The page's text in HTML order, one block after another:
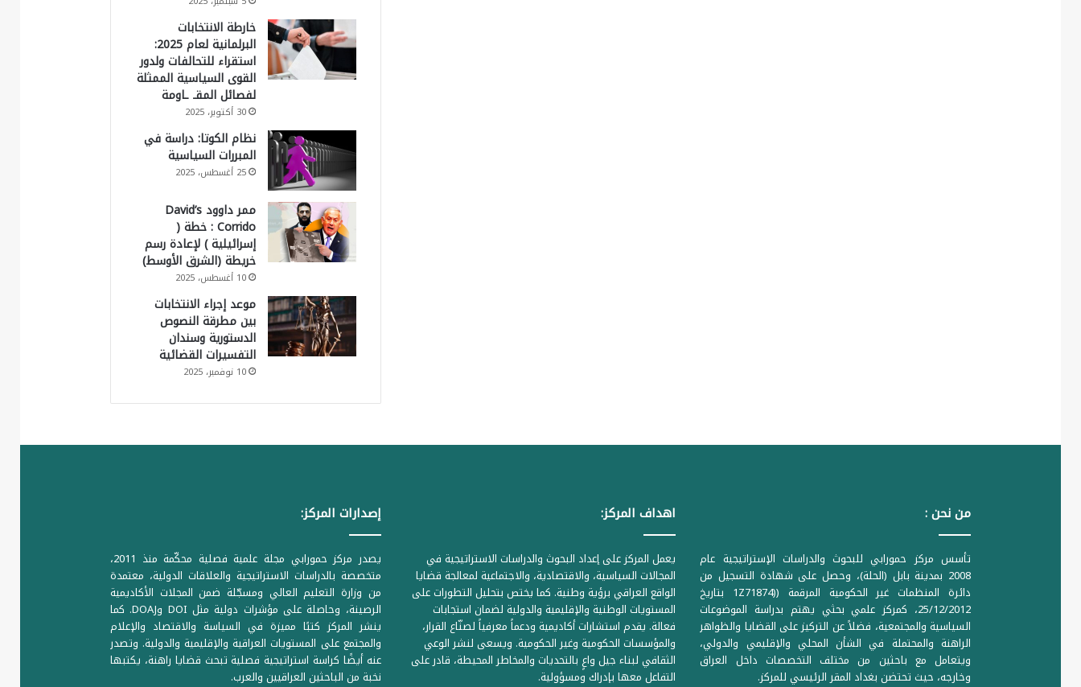
خارطة الانتخابات
البرلمانية لعام 2025:
استقراء للتحالفات ولدور
القوى السياسية الممثلة
لفصائل المقـ ـاومة
30 أكتوبر، 2025
نظام الكوتا: دراسة في
المبررات السياسية
25 أغسطس، 2025
ممر داوود David’s
Corrido : خطة (
إسرائيلية ) لإعادة رسم
خريطة (الشرق الأوسط)
10 أغسطس، 2025
موعد إجراء الانتخابات
بين مطرقة النصوص
الدستورية وسندان
التفسيرات القضائية
10 نوفمبر، 2025
من نحن :
تأسس مركز حمورابي للبحوث والدراسات الإستراتيجية عام
2008 بمدينة بابل (الحلة)، وحصل على شهادة التسجيل من
دائرة المنظمات غير الحكومية المرقمة ((1Z71874 بتاريخ
25/12/2012، كمركز علمي بحثي يهتم بدراسة الموضوعات
السياسية والمجتمعية، فضلاً عن التركيز على القضايا والظواهر
الراهنة والمحتملة في الشأن المحلي والإقليمي والدولي،
ويتعامل مع باحثين من مختلف التخصصات داخل العراق
وخارجه، حيث تحتضن بغداد المقر الرئيسي للمركز.
اهداف المركز:
يعمل المركز على إعداد البحوث والدراسات الاستراتيجية في
المجالات السياسية، والاقتصادية، والاجتماعية لمعالجة قضايا
الواقع العراقي برؤية وطنية. كما يختص بتحليل التطورات على
المستويات الوطنية والإقليمية والدولية لضمان استجابات
فعالة. يقدم استشارات أكاديمية ودعماً معرفياً لصنّاع القرار،
والمؤسسات الحكومية وغير الحكومية. ويسعى لنشر الوعي
الثقافي لبناء جيل واعٍ بالتحديات والمخاطر المحيطة، قادر على
التفاعل معها بإدراك ومسؤولية.
إصدارات المركز:
يصدر مركز حمورابي مجلة علمية فصلية محكّمة منذ 2011،
متخصصة بالدراسات الاستراتيجية والعلاقات الدولية، معتمدة
من وزارة التعليم العالي ومسجّلة ضمن المجلات الأكاديمية
الرصينة، وحاصلة على مؤشرات دولية مثل DOI وDOAJ. كما
ينشر المركز كتبًا مميزة في السياسة والاقتصاد والإعلام
والمجتمع على المستويات العراقية والإقليمية والدولية. وتصدر
عنه أيضًا كراسة استراتيجية فصلية تبحث قضايا راهنة، يكتبها
نخبة من الباحثين العراقيين والعرب.